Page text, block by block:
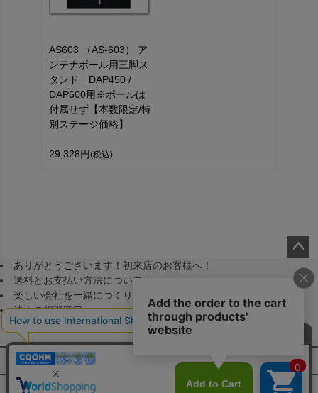
AS603 （AS-603） ア
ンテナポール用三脚ス
タンド DAP450 /
DAP600用※ポールは
付属せず【本数限定/特
別ステージ価格】
29,328円 (税込)
ペー
ジト
ありがとうございます！初来店のお客様へ！
送料とお支払い方法について
楽しい会社を一緒につくりませんか！（採用）
法人の相談窓口
メールマガジン登録
FAQ・お問い合わせ